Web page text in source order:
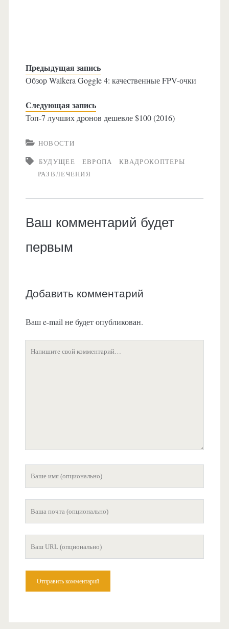
Предыдущая запись
Обзор Walkera Goggle 4: качественные FPV-очки
Следующая запись
Топ-7 лучших дронов дешевле $100 (2016)
НОВОСТИ
БУДУЩЕЕ
ЕВРОПА
КВАДРОКОПТЕРЫ
РАЗВЛЕЧЕНИЯ
Ваш комментарий будет
первым
Добавить комментарий
Ваш e-mail не будет опубликован.